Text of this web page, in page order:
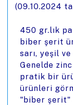
(09.10.2024
450 gr.lık
biber şerit
sarı, yeşil
Genelde
pratik bir
ürünleri
"biber şerit"